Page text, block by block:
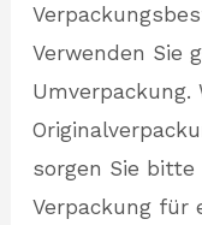
Verwenden Sie
Umverpackung.
sorgen Sie
Verpackung für